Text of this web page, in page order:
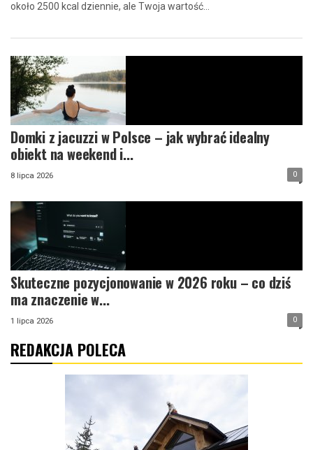
około 2500 kcal dziennie, ale Twoja wartość...
Domki z jacuzzi w Polsce – jak wybrać idealny
obiekt na weekend i...
8 lipca 2026 0
Skuteczne pozycjonowanie w 2026 roku – co dziś
ma znaczenie w...
1 lipca 2026 0
REDAKCJA POLECA